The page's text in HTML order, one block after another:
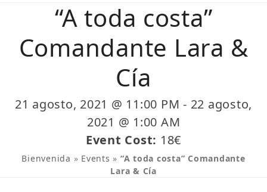
menu
menu
“A toda costa”
Comandante Lara &
Cía
21 agosto, 2021 @ 11:00 PM - 22 agosto,
2021 @ 1:00 AM
Event Cost: 18€
Bienvenida » Events » “A toda costa” Comandante
Lara & Cía